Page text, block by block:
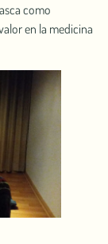
como
en la medicina